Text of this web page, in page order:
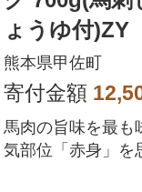
ょうゆ付)ZY
熊本県甲佐町
寄付金額
馬肉の旨味を最も
気部位「赤身」を